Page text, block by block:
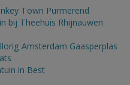
Town Purmerend
bij Theehuis Rhijnauwen
Amsterdam Gaasperplas
in Best